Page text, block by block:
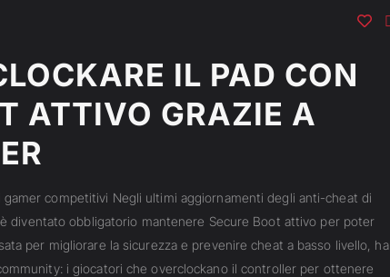
IL PAD CON
ATTIVO GRAZIE A
competitivi Negli ultimi aggiornamenti degli anti-cheat di
diventato obbligatorio mantenere Secure Boot attivo per poter
per migliorare la sicurezza e prevenire cheat a basso livello, ha
i giocatori che overclockano il controller per ottenere